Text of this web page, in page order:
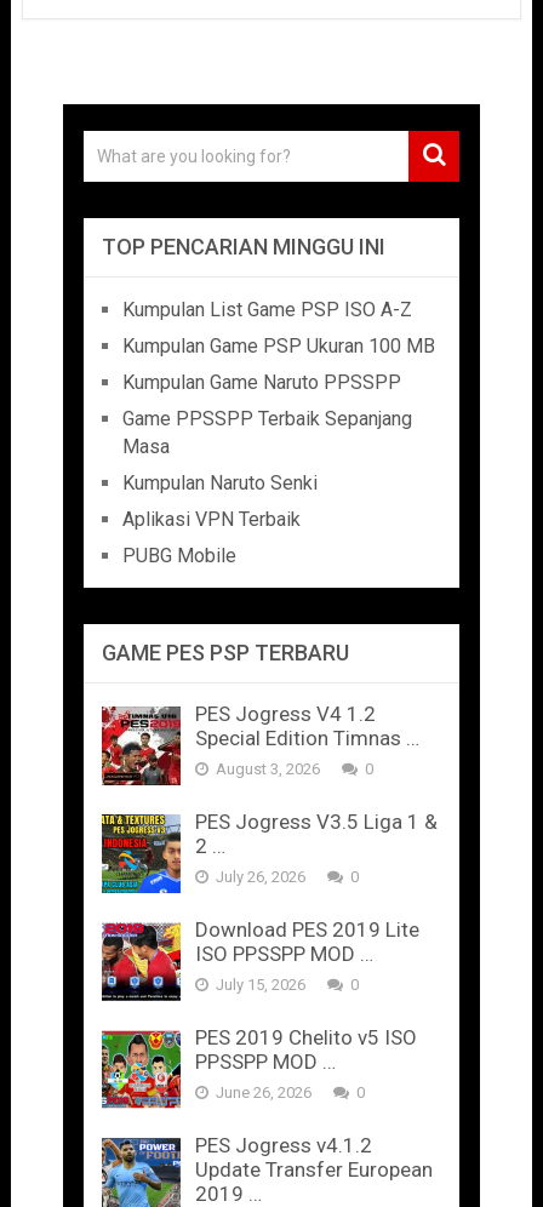
TOP PENCARIAN MINGGU INI
Kumpulan List Game PSP ISO A-Z
Kumpulan Game PSP Ukuran 100 MB
Kumpulan Game Naruto PPSSPP
Game PPSSPP Terbaik Sepanjang
Masa
Kumpulan Naruto Senki
Aplikasi VPN Terbaik
PUBG Mobile
GAME PES PSP TERBARU
PES Jogress V4 1.2
Special Edition Timnas …
August 3, 2026 0
PES Jogress V3.5 Liga 1 &
2 …
July 26, 2026 0
Download PES 2019 Lite
ISO PPSSPP MOD …
July 15, 2026 0
PES 2019 Chelito v5 ISO
PPSSPP MOD …
June 26, 2026 0
PES Jogress v4.1.2
Update Transfer European
2019 …